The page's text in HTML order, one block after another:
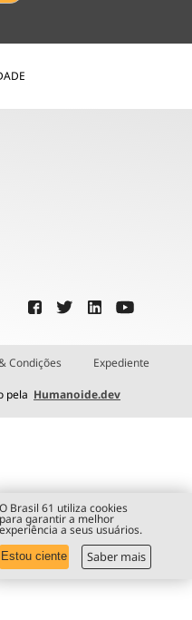
Condições Expediente
pela Humanoide.dev
O Brasil 61 utiliza cookies
para garantir a melhor
experiência a seus usuários.
Estou ciente Saber mais